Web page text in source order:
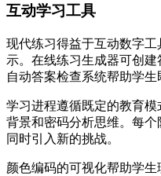
互动学习工具
现代练习得益于互动数字
示。在线练习生成器可创
自动答案检查系统帮助学生
学习进程遵循既定的教育
背景和密码分析思维。每个
同时引入新的挑战。
颜色编码的可视化帮助学